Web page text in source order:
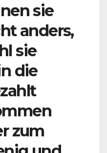
sie
anders,
sie
die
zum